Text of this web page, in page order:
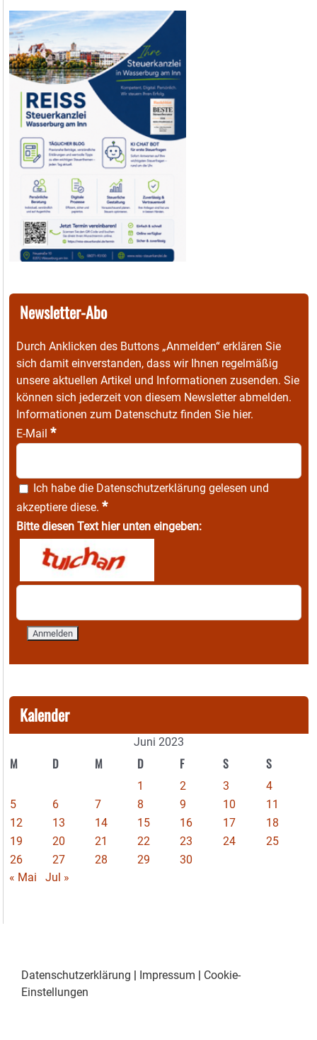
Newsletter-Abo
Durch Anklicken des Buttons „Anmelden“ erklären Sie
sich damit einverstanden, dass wir Ihnen regelmäßig
unsere aktuellen Artikel und Informationen zusenden. Sie
können sich jederzeit von diesem Newsletter abmelden.
Informationen zum Datenschutz finden Sie hier.
E-Mail *
Ich habe die Datenschutzerklärung gelesen und
akzeptiere diese. *
Bitte diesen Text hier unten eingeben:
Kalender
Juni 2023
M D M D F S S
1 2 3
4
5
6 7 8 9 10
11
12
13 14 15 16 17
18
19
20 21 22 23 24
25
26
27 28 29
30
« Mai
Jul »
Datenschutzerklärung | Impressum | Cookie-
Einstellungen